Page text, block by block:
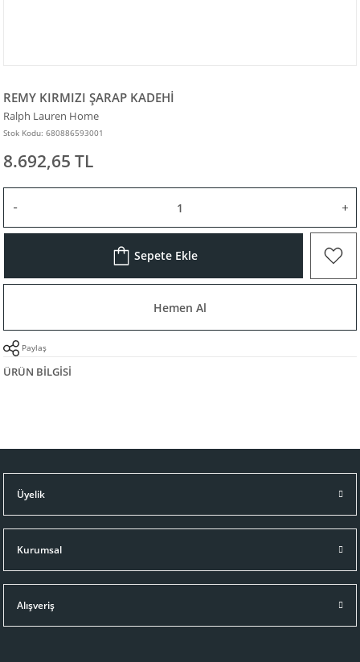
REMY KIRMIZI ŞARAP KADEHİ
Ralph Lauren Home
Stok Kodu: 680886593001
8.692,65 TL
Sepete Ekle
Hemen Al
Paylaş
ÜRÜN BILGISI
Üyelik
Kurumsal
Alışveriş